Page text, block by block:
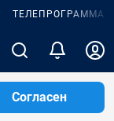
ТЕЛЕПРОГРАММА
Согласен